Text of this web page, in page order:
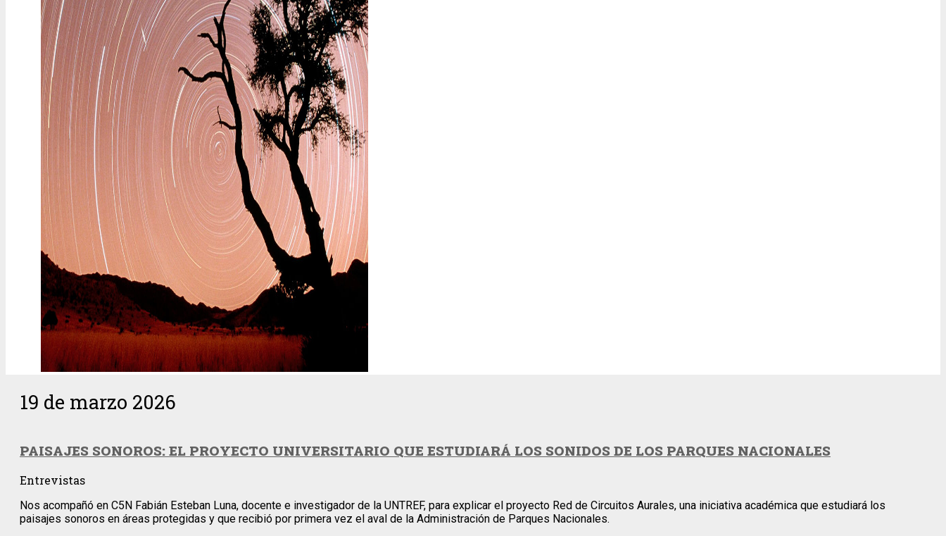
19 de marzo 2026
PAISAJES SONOROS: EL PROYECTO UNIVERSITARIO QUE ESTUDIARÁ LOS SONIDOS DE LOS PARQUES NACIONALES
Entrevistas
Nos acompañó en C5N Fabián Esteban Luna, docente e investigador de la UNTREF, para explicar el proyecto Red de Circuitos Aurales, una iniciativa académica que estudiará los
paisajes sonoros en áreas protegidas y que recibió por primera vez el aval de la Administración de Parques Nacionales.